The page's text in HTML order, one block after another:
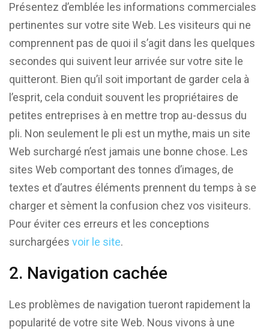
Présentez d’emblée les informations commerciales
pertinentes sur votre site Web. Les visiteurs qui ne
comprennent pas de quoi il s’agit dans les quelques
secondes qui suivent leur arrivée sur votre site le
quitteront. Bien qu’il soit important de garder cela à
l’esprit, cela conduit souvent les propriétaires de
petites entreprises à en mettre trop au-dessus du
pli. Non seulement le pli est un mythe, mais un site
Web surchargé n’est jamais une bonne chose. Les
sites Web comportant des tonnes d’images, de
textes et d’autres éléments prennent du temps à se
charger et sèment la confusion chez vos visiteurs.
Pour éviter ces erreurs et les conceptions
surchargées voir le site.
2. Navigation cachée
Les problèmes de navigation tueront rapidement la
popularité de votre site Web. Nous vivons à une